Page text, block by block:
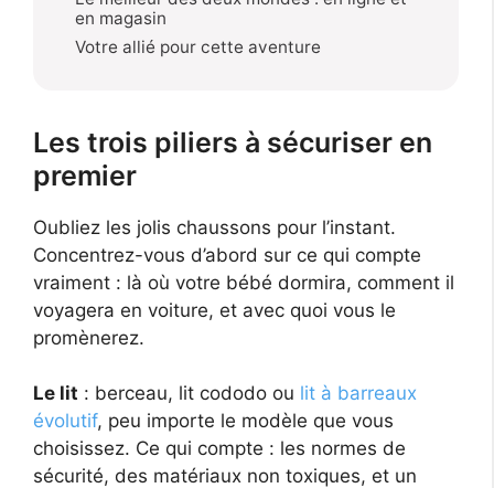
en magasin
Votre allié pour cette aventure
Les trois piliers à sécuriser en
premier
Oubliez les jolis chaussons pour l’instant.
Concentrez-vous d’abord sur ce qui compte
vraiment : là où votre bébé dormira, comment il
voyagera en voiture, et avec quoi vous le
promènerez.
Le lit : berceau, lit cododo ou lit à barreaux
évolutif, peu importe le modèle que vous
choisissez. Ce qui compte : les normes de
sécurité, des matériaux non toxiques, et un